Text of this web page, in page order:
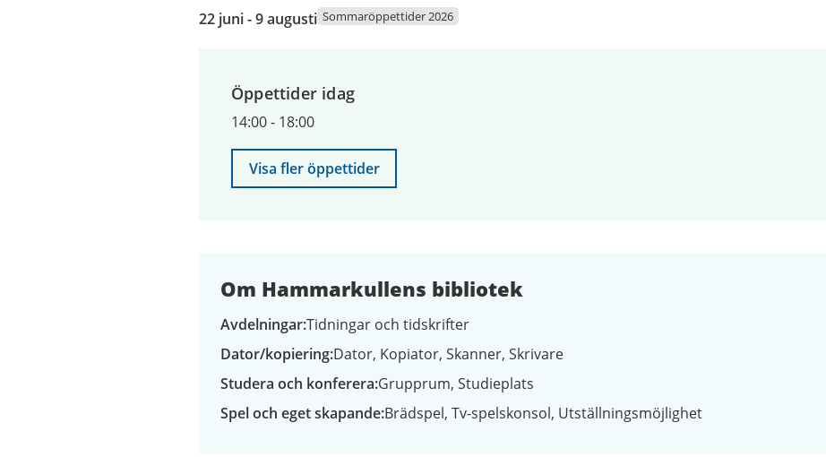
22
juni
augusti
22 juni - 9 augusti Sommaröppettider 2026
Öppettider idag
14:00- 18:00
Visa fler öppettider
Om Hammarkullens bibliotek
AvdelningarTidningar och tidskrifter
Dator/kopiering Dator Kopiator Skanner Skrivare
Studera och konferera Grupprum Studieplats
Spel och eget skapande Brädspel Tv-spelskonsol Utställningsmöjlighet